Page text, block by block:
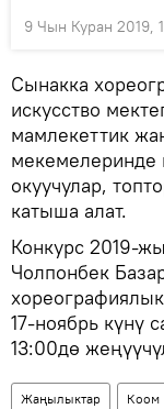
9 Чын Куран 2019,
Сынакка
искусство
мамлекеттик
мекемелеринде
окуучулар,
катыша алат.
Конкурс 2019-
Чолпонбек
17-ноябрь күнү
13:00дө
Жаңылыктар Коом